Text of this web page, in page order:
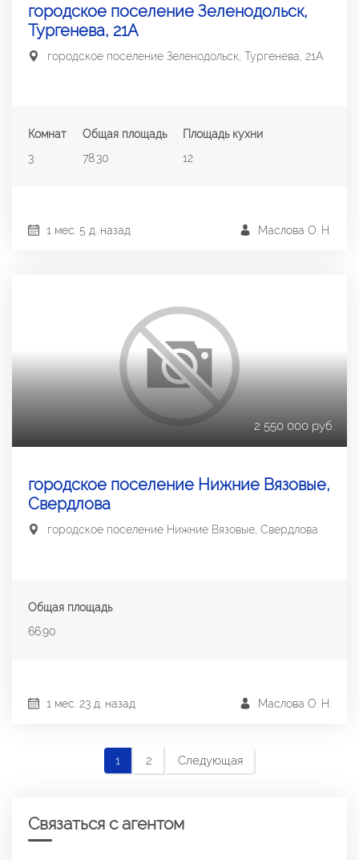
городское поселение Зеленодольск,
Тургенева, 21А
городское поселение Зеленодольск, Тургенева, 21А
Комнат
3
Общая площадь
78.30
Площадь кухни
12
Маслова О. Н.
1 мес. 5 д. назад
2 550 000 руб.
городское поселение Нижние Вязовые,
Свердлова
городское поселение Нижние Вязовые, Свердлова
Общая площадь
66.90
Маслова О. Н.
1 мес. 23 д. назад
1 2 Следующая
Связаться с агентом